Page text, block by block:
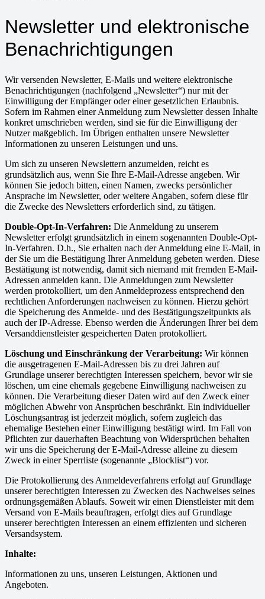
Newsletter und elektronische
Benachrichtigungen
Wir versenden Newsletter, E-Mails und weitere elektronische
Benachrichtigungen (nachfolgend „Newsletter“) nur mit der
Einwilligung der Empfänger oder einer gesetzlichen Erlaubnis.
Sofern im Rahmen einer Anmeldung zum Newsletter dessen Inhalte
konkret umschrieben werden, sind sie für die Einwilligung der
Nutzer maßgeblich. Im Übrigen enthalten unsere Newsletter
Informationen zu unseren Leistungen und uns.
Um sich zu unseren Newslettern anzumelden, reicht es
grundsätzlich aus, wenn Sie Ihre E-Mail-Adresse angeben. Wir
können Sie jedoch bitten, einen Namen, zwecks persönlicher
Ansprache im Newsletter, oder weitere Angaben, sofern diese für
die Zwecke des Newsletters erforderlich sind, zu tätigen.
Double-Opt-In-Verfahren: Die Anmeldung zu unserem
Newsletter erfolgt grundsätzlich in einem sogenannten Double-Opt-
In-Verfahren. D.h., Sie erhalten nach der Anmeldung eine E-Mail, in
der Sie um die Bestätigung Ihrer Anmeldung gebeten werden. Diese
Bestätigung ist notwendig, damit sich niemand mit fremden E-Mail-
Adressen anmelden kann. Die Anmeldungen zum Newsletter
werden protokolliert, um den Anmeldeprozess entsprechend den
rechtlichen Anforderungen nachweisen zu können. Hierzu gehört
die Speicherung des Anmelde- und des Bestätigungszeitpunkts als
auch der IP-Adresse. Ebenso werden die Änderungen Ihrer bei dem
Versanddienstleister gespeicherten Daten protokolliert.
Löschung und Einschränkung der Verarbeitung: Wir können
die ausgetragenen E-Mail-Adressen bis zu drei Jahren auf
Grundlage unserer berechtigten Interessen speichern, bevor wir sie
löschen, um eine ehemals gegebene Einwilligung nachweisen zu
können. Die Verarbeitung dieser Daten wird auf den Zweck einer
möglichen Abwehr von Ansprüchen beschränkt. Ein individueller
Löschungsantrag ist jederzeit möglich, sofern zugleich das
ehemalige Bestehen einer Einwilligung bestätigt wird. Im Fall von
Pflichten zur dauerhaften Beachtung von Widersprüchen behalten
wir uns die Speicherung der E-Mail-Adresse alleine zu diesem
Zweck in einer Sperrliste (sogenannte „Blocklist“) vor.
Die Protokollierung des Anmeldeverfahrens erfolgt auf Grundlage
unserer berechtigten Interessen zu Zwecken des Nachweises seines
ordnungsgemäßen Ablaufs. Soweit wir einen Dienstleister mit dem
Versand von E-Mails beauftragen, erfolgt dies auf Grundlage
unserer berechtigten Interessen an einem effizienten und sicheren
Versandsystem.
Inhalte:
Informationen zu uns, unseren Leistungen, Aktionen und
Angeboten.